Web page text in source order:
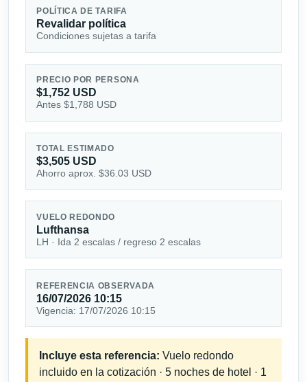
POLÍTICA DE TARIFA
Revalidar política
Condiciones sujetas a tarifa
PRECIO POR PERSONA
$1,752 USD
Antes $1,788 USD
TOTAL ESTIMADO
$3,505 USD
Ahorro aprox. $36.03 USD
VUELO REDONDO
Lufthansa
LH · Ida 2 escalas / regreso 2 escalas
REFERENCIA OBSERVADA
16/07/2026 10:15
Vigencia: 17/07/2026 10:15
Incluye esta referencia: Vuelo redondo
incluido en la cotización · 5 noches de hotel · 1